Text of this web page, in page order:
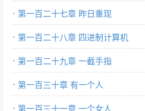
第一百二十七章 昨日重现
第一百二十八章 四进制计算机
第一百二十九章 一截手指
第一百三十章 有一个人
第一百三十一章 一个女人